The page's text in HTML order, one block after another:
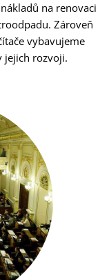
na renovaci
Zároveň
vybavujeme
jejich rozvoji.